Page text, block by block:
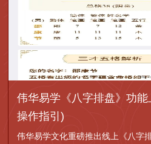
伟华易学《八字排盘》功能
操作指引)
伟华易学文化重磅推出线上《八字